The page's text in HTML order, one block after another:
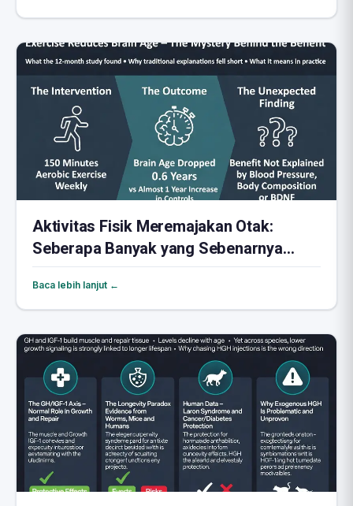
Aktivitas Fisik Meremajakan Otak:
Seberapa Banyak yang Sebenarnya
Dibutuhkan?
Baca lebih lanjut ←